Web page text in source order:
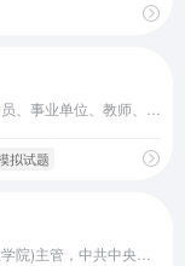
拟试题